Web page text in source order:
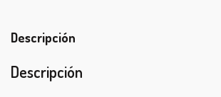
Descripción
Descripción